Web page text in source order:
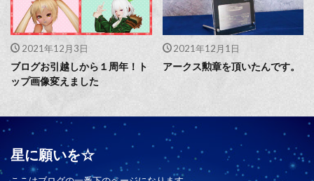
2021年12月3日
ブログお引越しから１周年！ト
ップ画像変えました
2021年12月1日
アークス勲章を頂いたんです。
星に願いを☆